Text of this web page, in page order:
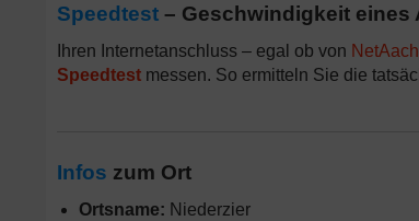
Speedtest – Geschwindigkeit eines
Ihren Internetanschluss – egal ob von
Speedtest messen. So ermitteln Sie die
Infos zum Ort
Ortsname: Niederzier